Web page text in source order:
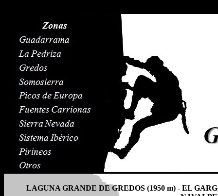
LAGUNA GRANDE DE GREDOS (1950 m) - EL